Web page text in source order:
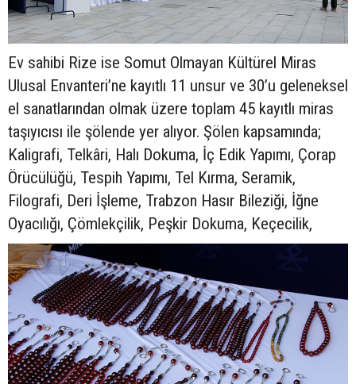
Ev sahibi Rize ise Somut Olmayan Kültürel Miras
Ulusal Envanteri’ne kayıtlı 11 unsur ve 30’u geleneksel
el sanatlarından olmak üzere toplam 45 kayıtlı miras
taşıyıcısı ile şölende yer alıyor. Şölen kapsamında;
Kaligrafi, Telkâri, Halı Dokuma, İç Edik Yapımı, Çorap
Örücülüğü, Tespih Yapımı, Tel Kırma, Seramik,
Filografi, Deri İşleme, Trabzon Hasır Bileziği, İğne
Oyacılığı, Çömlekçilik, Peşkir Dokuma, Keçecilik,